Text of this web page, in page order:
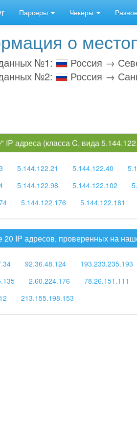
Парсеры Чекеры
о
№1: Россия →
№2:
Россия →
IP адреса (класса C, вида
5.144.122.21 5.144.122.40
5.144.122.98 5.144.122.102
5.144.122.176 5.144.122.181
20 IP адресов, проверенных на
92.36.48.124 193.233.235.193
2.60.224.176 78.26.151.111
213.155.198.153